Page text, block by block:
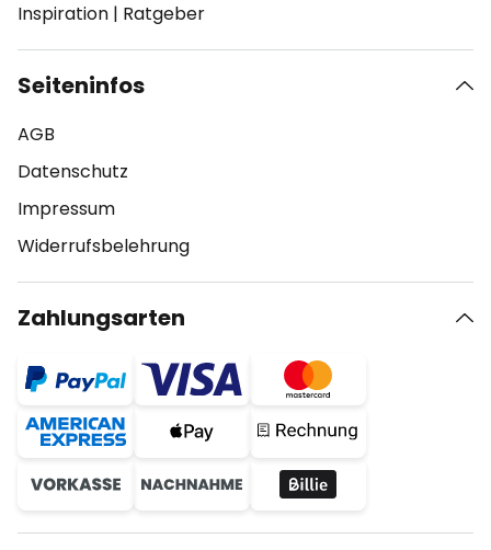
Inspiration | Ratgeber
Seiteninfos
AGB
Datenschutz
Impressum
Widerrufsbelehrung
Zahlungsarten